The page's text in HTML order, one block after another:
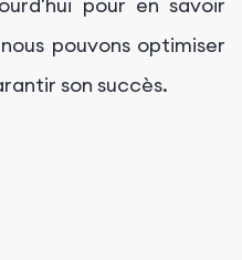
pouvons optimiser
son succès.